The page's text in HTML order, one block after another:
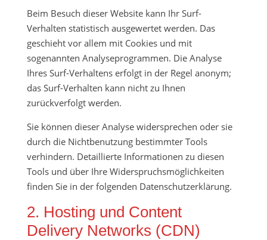
Beim Besuch dieser Website kann Ihr Surf-
Verhalten statistisch ausgewertet werden. Das
geschieht vor allem mit Cookies und mit
sogenannten Analyseprogrammen. Die Analyse
Ihres Surf-Verhaltens erfolgt in der Regel anonym;
das Surf-Verhalten kann nicht zu Ihnen
zurückverfolgt werden.
Sie können dieser Analyse widersprechen oder sie
durch die Nichtbenutzung bestimmter Tools
verhindern. Detaillierte Informationen zu diesen
Tools und über Ihre Widerspruchsmöglichkeiten
finden Sie in der folgenden Datenschutzerklärung.
2. Hosting und Content
Delivery Networks (CDN)